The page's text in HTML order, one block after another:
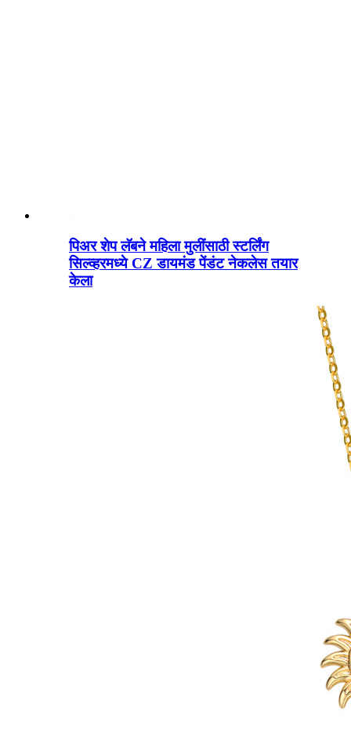
पिअर शेप लॅबने महिला मुलींसाठी स्टर्लिंग
सिल्व्हरमध्ये CZ डायमंड पेंडंट नेकलेस तयार
केला